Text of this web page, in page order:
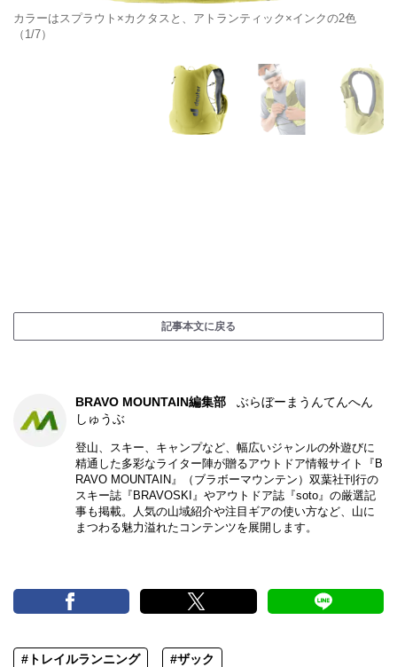
カラーはスプラウト×カクタスと、アトランティック×インクの2色
（1/7）
記事本文に戻る
BRAVO MOUNTAIN編集部
ぶらぼーまうんてんへん
しゅうぶ
登山、スキー、キャンプなど、幅広いジャンルの外遊びに
精通した多彩なライター陣が贈るアウトドア情報サイト『B
RAVO MOUNTAIN』（ブラボーマウンテン）双葉社刊行の
スキー誌『BRAVOSKI』やアウトドア誌『soto』の厳選記
事も掲載。人気の山域紹介や注目ギアの使い方など、山に
まつわる魅力溢れたコンテンツを展開します。
#トレイルランニング #ザック